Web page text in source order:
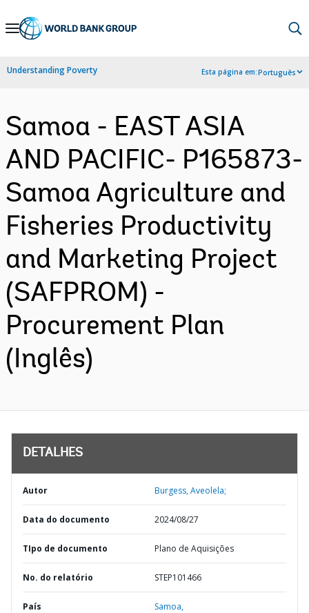
Skip
Navigation
Understanding Poverty Esta página em:Português
Samoa - EAST ASIA
AND PACIFIC- P165873-
Samoa Agriculture and
Fisheries Productivity
and Marketing Project
(SAFPROM) -
Procurement Plan
(Inglês)
DETALHES
Autor Burgess, Aveolela;
Data do documento 2024/08/27
TIpo de documento Plano de Aquisições
No. do relatório STEP101466
País Samoa,